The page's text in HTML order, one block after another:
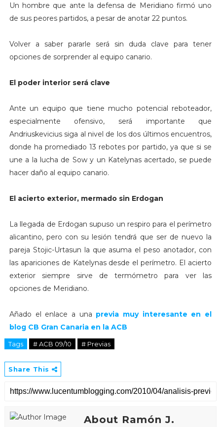
Un hombre que ante la defensa de Meridiano firmó uno
de sus peores partidos, a pesar de anotar 22 puntos.
Volver a saber pararle será sin duda clave para tener
opciones de sorprender al equipo canario.
El poder interior será clave
Ante un equipo que tiene mucho potencial reboteador,
especialmente ofensivo, será importante que
Andriuskevicius siga al nivel de los dos últimos encuentros,
donde ha promediado 13 rebotes por partido, ya que si se
une a la lucha de Sow y un Katelynas acertado, se puede
hacer daño al equipo canario.
El acierto exterior, mermado sin Erdogan
La llegada de Erdogan supuso un respiro para el perímetro
alicantino, pero con su lesión tendrá que ser de nuevo la
pareja Stojic-Urtasun la que asuma el peso anotador, con
las apariciones de Katelynas desde el perímetro. El acierto
exterior siempre sirve de termómetro para ver las
opciones de Meridiano.
Añado el enlace a una previa muy interesante en el
blog CB Gran Canaria en la ACB
Tags # ACB 09/10 # Previas
Share This
About Ramón J.